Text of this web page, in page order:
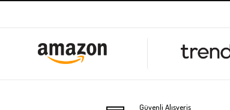
Güvenli Alışveriş